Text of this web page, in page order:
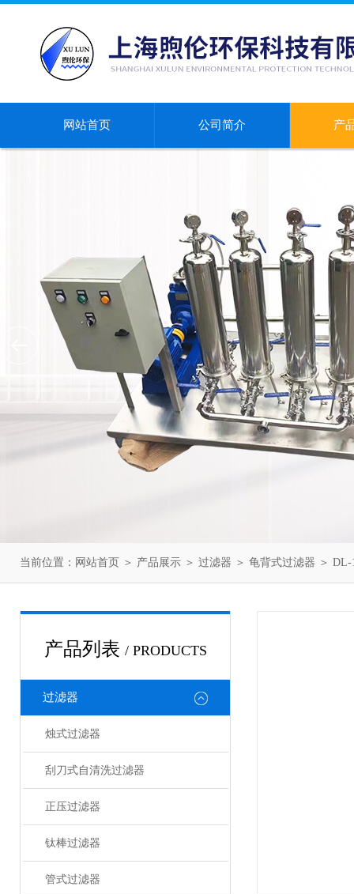
网站首页 公司简介 产
当前位置： 网站首页 ＞ 产品展示 ＞ 过滤器 ＞ 龟背式过滤器 ＞
产品列表 / PRODUCTS
过滤器
烛式过滤器
刮刀式自清洗过滤器
正压过滤器
钛棒过滤器
管式过滤器